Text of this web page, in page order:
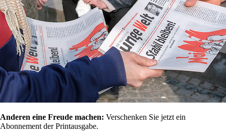
Anderen eine Freude machen: Verschenken Sie jetzt ein
Abonnement der Printausgabe.